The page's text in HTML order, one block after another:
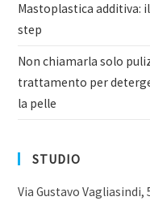
Mastoplastica additiva:
step
Non chiamarla solo
trattamento per
la pelle
STUDIO
Via Gustavo Vagliasindi,